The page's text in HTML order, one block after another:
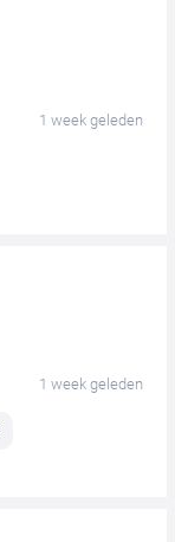
1 week geleden
1 week geleden